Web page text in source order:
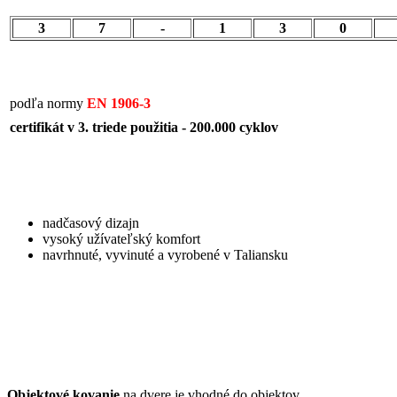
3 7 - 1 3 0
podľa normy EN 1906-3
certifikát v 3. triede použitia - 200.000 cyklov
nadčasový dizajn
vysoký užívateľský komfort
navrhnuté, vyvinuté a vyrobené v Taliansku